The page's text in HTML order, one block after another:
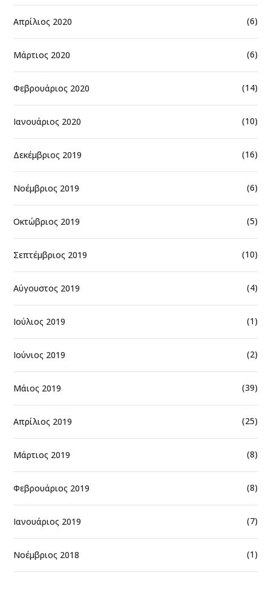
Απρίλιος 2020 (6)
Μάρτιος 2020 (6)
Φεβρουάριος 2020 (14)
Ιανουάριος 2020 (10)
Δεκέμβριος 2019 (16)
Νοέμβριος 2019 (6)
Οκτώβριος 2019 (5)
Σεπτέμβριος 2019 (10)
Αύγουστος 2019 (4)
Ιούλιος 2019 (1)
Ιούνιος 2019 (2)
Μάιος 2019 (39)
Απρίλιος 2019 (25)
Μάρτιος 2019 (8)
Φεβρουάριος 2019 (8)
Ιανουάριος 2019 (7)
Νοέμβριος 2018 (1)